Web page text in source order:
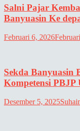
Salni Pajar
Banyuasin Ke
Februari 6, 2026
Sekda Banyuasin
Kompetensi
Desember 5, 2025